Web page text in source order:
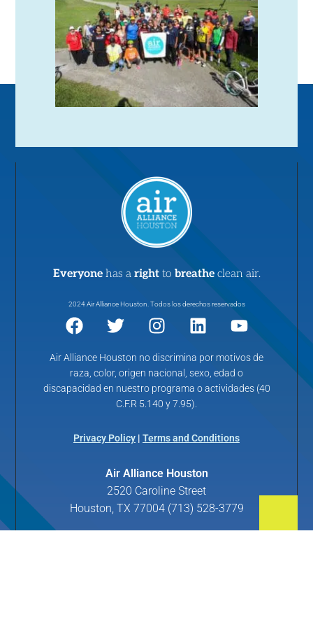
Everyone has a right to breathe clean air.
2024 Air Alliance Houston. Todos los derechos reservados
Air Alliance Houston no discrimina por motivos de
raza, color, origen nacional, sexo, edad o
discapacidad en nuestro programa o actividades (40
C.F.R 5.140 y 7.95).
Privacy Policy | Terms and Conditions
Air Alliance Houston
2520 Caroline Street
Houston, TX 77004 (713) 528-3779